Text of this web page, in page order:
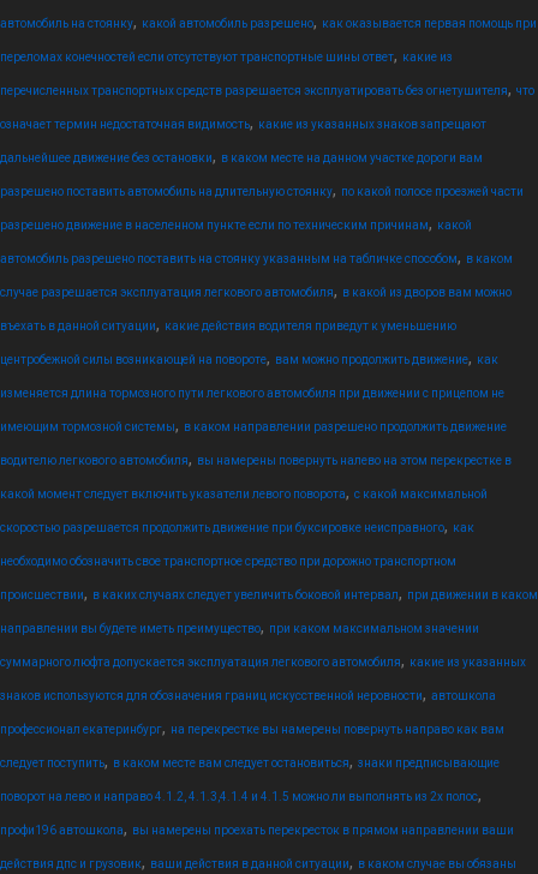
автомобиль на стоянку, какой автомобиль разрешено, как оказывается первая помощь при
переломах конечностей если отсутствуют транспортные шины ответ, какие из
перечисленных транспортных средств разрешается эксплуатировать без огнетушителя, что
означает термин недостаточная видимость, какие из указанных знаков запрещают
дальнейшее движение без остановки, в каком месте на данном участке дороги вам
разрешено поставить автомобиль на длительную стоянку, по какой полосе проезжей части
разрешено движение в населенном пункте если по техническим причинам, какой
автомобиль разрешено поставить на стоянку указанным на табличке способом, в каком
случае разрешается эксплуатация легкового автомобиля, в какой из дворов вам можно
въехать в данной ситуации, какие действия водителя приведут к уменьшению
центробежной силы возникающей на повороте, вам можно продолжить движение, как
изменяется длина тормозного пути легкового автомобиля при движении с прицепом не
имеющим тормозной системы, в каком направлении разрешено продолжить движение
водителю легкового автомобиля, вы намерены повернуть налево на этом перекрестке в
какой момент следует включить указатели левого поворота, с какой максимальной
скоростью разрешается продолжить движение при буксировке неисправного, как
необходимо обозначить свое транспортное средство при дорожно транспортном
происшествии, в каких случаях следует увеличить боковой интервал, при движении в каком
направлении вы будете иметь преимущество, при каком максимальном значении
суммарного люфта допускается эксплуатация легкового автомобиля, какие из указанных
знаков используются для обозначения границ искусственной неровности, автошкола
профессионал екатеринбург, на перекрестке вы намерены повернуть направо как вам
следует поступить, в каком месте вам следует остановиться, знаки предписывающие
поворот на лево и направо 4.1.2, 4.1.3,4.1.4 и 4.1.5 можно ли выполнять из 2х полос,
профи196 автошкола, вы намерены проехать перекресток в прямом направлении ваши
действия дпс и грузовик, ваши действия в данной ситуации, в каком случае вы обязаны